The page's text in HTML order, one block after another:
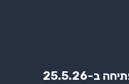
ב-25.5.26